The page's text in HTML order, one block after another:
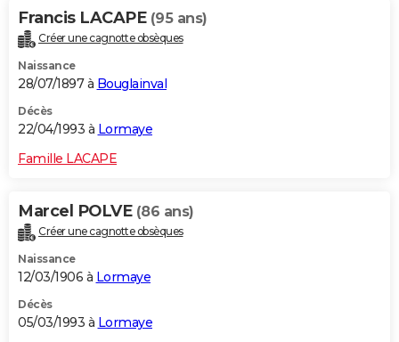
Francis LACAPE (95 ans)
Créer une cagnotte obsèques
Naissance
28/07/1897 à Bouglainval
Décès
22/04/1993 à Lormaye
Famille LACAPE
Marcel POLVE (86 ans)
Créer une cagnotte obsèques
Naissance
12/03/1906 à Lormaye
Décès
05/03/1993 à Lormaye